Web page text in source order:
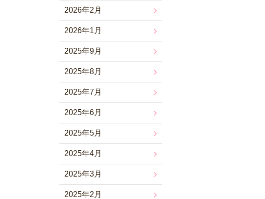
2026年2月
2026年1月
2025年9月
2025年8月
2025年7月
2025年6月
2025年5月
2025年4月
2025年3月
2025年2月